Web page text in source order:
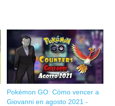
Pokémon GO: Cómo vencer a
Giovanni en agosto 2021 -